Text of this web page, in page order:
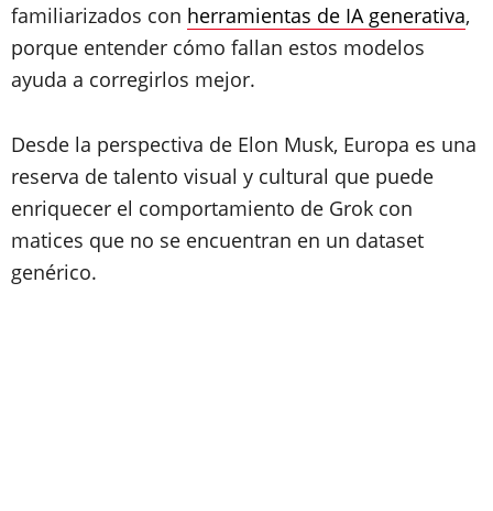
familiarizados con herramientas de IA generativa,
porque entender cómo fallan estos modelos
ayuda a corregirlos mejor.
Desde la perspectiva de Elon Musk, Europa es una
reserva de talento visual y cultural que puede
enriquecer el comportamiento de Grok con
matices que no se encuentran en un dataset
genérico.